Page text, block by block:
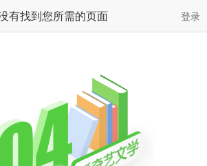
有找到您所需的页面 登录